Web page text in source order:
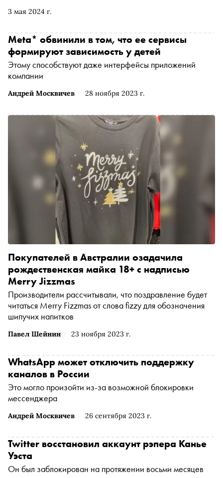
3 мая 2024 г.
работодатели
Андрей Москвичев 28 ноября 2023 г.
Meta* обвинили в том, что ее сервисы
формируют зависимость у детей
Этому способствуют даже интерфейсы приложений
компании
Павел Шейнин 23 ноября 2023 г.
Покупателей в Австралии озадачила
рождественская майка 18+ с надписью
Merry Jizzmas
Производители рассчитывали, что поздравление будет
читаться Merry Fizzmas от слова fizzy для обозначения
шипучих напитков
Андрей Москвичев 26 сентября 2023 г.
WhatsApp может отключить поддержку
каналов в России
Это могло произойти из-за возможной блокировки
мессенджера
Twitter восстановил аккаунт рэпера Канье
Уэста
Он был заблокирован на протяжении восьми месяцев